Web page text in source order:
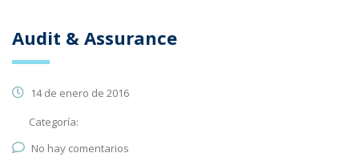
Audit & Assurance
14 de enero de 2016
Categoría:
No hay comentarios